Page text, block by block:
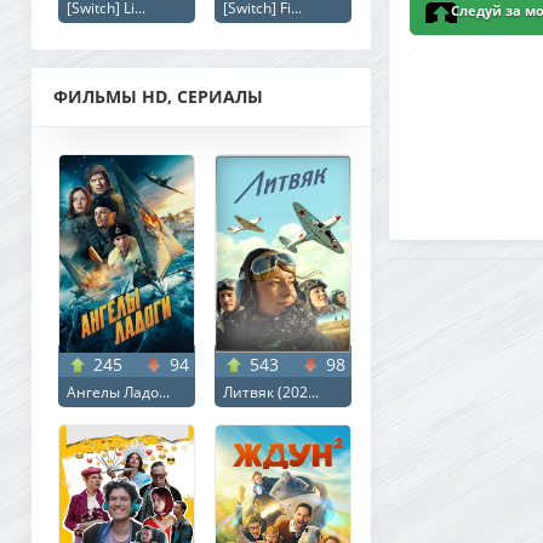
[Switch] Li... [Switch] Fi...
ФИЛЬМЫ HD, СЕРИАЛЫ
245 94
Ангелы Ладо...
543 98
Литвяк (202...
WEBRip 2160p |
Следуй за
Voice (2025) UHD